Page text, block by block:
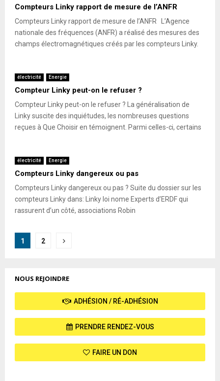
Compteurs Linky rapport de mesure de l’ANFR
Compteurs Linky rapport de mesure de l’ANFR L’Agence
nationale des fréquences (ANFR) a réalisé des mesures des
champs électromagnétiques créés par les compteurs Linky.
électricité Energie
Compteur Linky peut-on le refuser ?
Compteur Linky peut-on le refuser ? La généralisation de
Linky suscite des inquiétudes, les nombreuses questions
reçues à Que Choisir en témoignent. Parmi celles-ci, certains
électricité Energie
Compteurs Linky dangereux ou pas
Compteurs Linky dangereux ou pas ? Suite du dossier sur les
compteurs Linky dans: Linky loi nome Experts d’ERDF qui
rassurent d’un côté, associations Robin
Pagination
publications
1 2
NOUS REJOINDRE
ADHÉSION / RÉ-ADHÉSION
PRENDRE RENDEZ-VOUS
FAIRE UN DON